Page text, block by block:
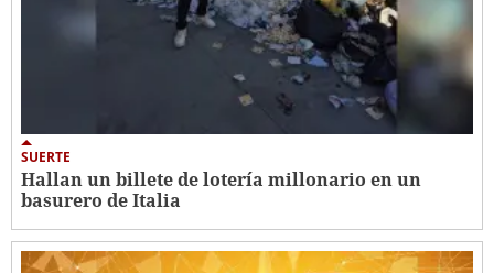
SUERTE
Hallan un billete de lotería millonario en un
basurero de Italia